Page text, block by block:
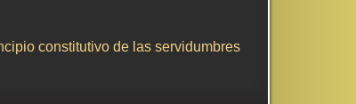
constitutivo de las servidumbres